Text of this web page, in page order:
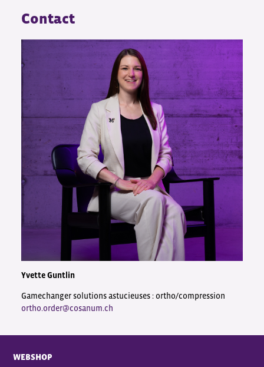
Contact
Yvette Guntlin
Gamechanger solutions astucieuses : ortho/compression
ortho.order@cosanum.ch
WEBSHOP